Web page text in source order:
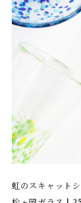
虹のスキャット